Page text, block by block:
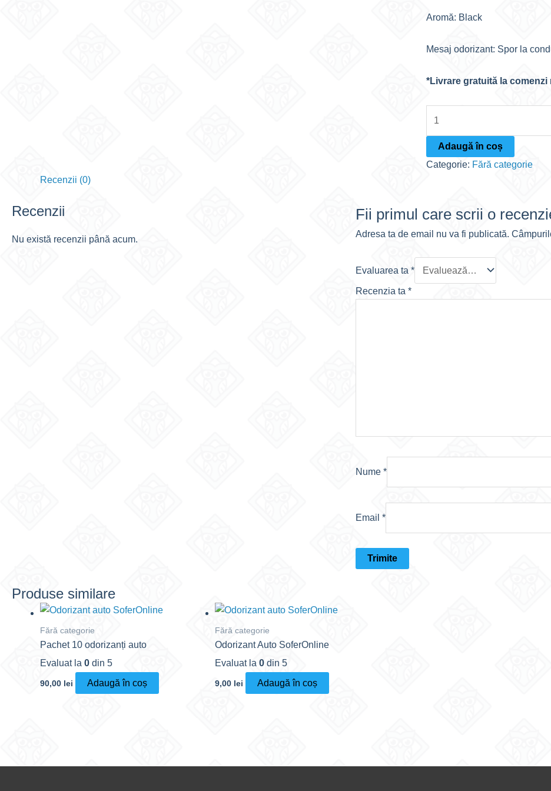
Aromă: Black
Mesaj odorizant: Spor la
*Livrare gratuită la comenzi
odorizanți
Adaugă în coș
Categorie: Fără categorie
Recenzii (0)
Recenzii
Nu există recenzii până acum.
Fii primul care scrii o
Adresa ta de email nu va fi publicată.
Evaluarea ta *
Recenzia ta *
Nume *
Email *
Produse similare
Fără categorie
Pachet 10 odorizanți auto
Evaluat la 0 din 5
90,00 lei Adaugă în coș
Fără categorie
Odorizant Auto SoferOnline
Evaluat la 0din 5
9,00 lei Adaugă în coș